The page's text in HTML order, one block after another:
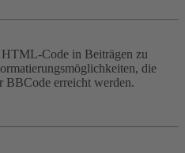
Code in Beiträgen zu
die
BBCode erreicht werden.